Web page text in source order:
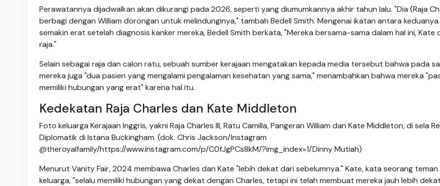
Perawatannya dijadwalkan akan dikurangi pada 2026, seperti yang diumumkannya akhir tahun lalu. "Dia (Raja
berbagi dengan William dorongan untuk melindunginya," tambah Bedell Smith. Mengenai ikatan antara
semakin erat setelah diagnosis kanker mereka, Bedell Smith berkata, "Mereka bersama-sama dalam hal ini, Kate
raja."
Selain sebagai raja dan calon ratu, sebuah sumber kerajaan mengatakan kepada media tersebut bahwa pada
mereka juga "dua pasien yang mengalami pengalaman kesehatan yang sama," menambahkan bahwa mereka
memiliki hubungan yang erat" karena hal itu.
Kedekatan Raja Charles dan Kate Middleton
Foto keluarga Kerajaan Inggris, yakni Raja Charles III, Ratu Camilla, Pangeran William dan Kate Middleton, di sela
Diplomatik di Istana Buckingham. (dok. Chris Jackson/Instagram
@theroyalfamily/https://www.instagram.com/p/C0fJgPCs8kM/?img_index=1/Dinny Mutiah)
Menurut Vanity Fair, 2024 membawa Charles dan Kate "lebih dekat dari sebelumnya." Kate, kata seorang teman
keluarga, "selalu memiliki hubungan yang dekat dengan Charles, tetapi ini telah membuat mereka jauh lebih